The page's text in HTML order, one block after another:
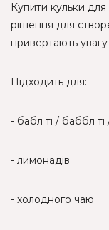
Купити кульки
рішення для
привертають
Підходить для:
- бабл ті / баббл
- лимонадів
- холодного чаю